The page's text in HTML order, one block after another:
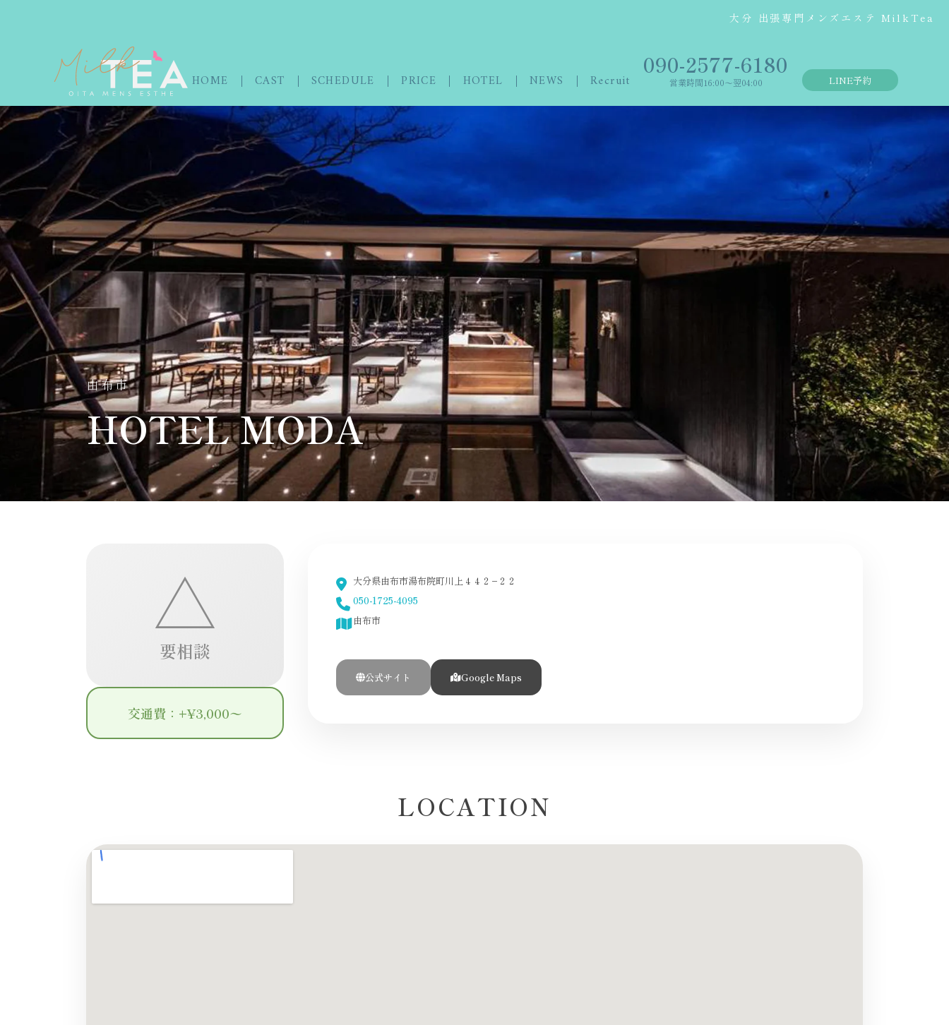
大分 出張専門メンズエステ MilkTea
HOME CAST SCHEDULE PRICE HOTEL NEWS Recruit
‭090-2577-6180
営業時間16:00〜翌04:00 LINE予約
由布市
HOTEL MODA
△
要相談
交通費：+¥3,000〜
大分県由布市湯布院町川上４４２−２２
050-1725-4095
由布市
公式サイト Google Maps
LOCATION